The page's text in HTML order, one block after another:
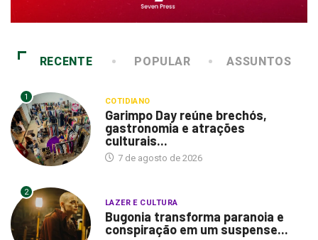
RECENTE POPULAR ASSUNTOS
1 COTIDIANO
Garimpo Day reúne brechós,
gastronomia e atrações
culturais...
7 de agosto de 2026
2
LAZER E CULTURA
Bugonia transforma paranoia e
conspiração em um suspense...